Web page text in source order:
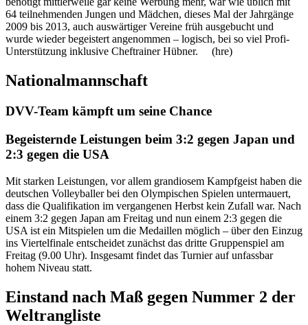
64 teilnehmenden Jungen und Mädchen, dieses Mal der Jahrgänge
2009 bis 2013, auch auswärtiger Vereine früh ausgebucht und
wurde wieder begeistert angenommen – logisch, bei so viel Profi-
Unterstützung inklusive Cheftrainer Hübner. (hre)
Nationalmannschaft
DVV-Team kämpft um seine Chance
Begeisternde Leistungen beim 3:2 gegen Japan und
2:3 gegen die USA
Mit starken Leistungen, vor allem grandiosem Kampfgeist haben die
deutschen Volleyballer bei den Olympischen Spielen untermauert,
dass die Qualifikation im vergangenen Herbst kein Zufall war. Nach
einem 3:2 gegen Japan am Freitag und nun einem 2:3 gegen die
USA ist ein Mitspielen um die Medaillen möglich – über den Einzug
ins Viertelfinale entscheidet zunächst das dritte Gruppenspiel am
Freitag (9.00 Uhr). Insgesamt findet das Turnier auf unfassbar
hohem Niveau statt.
Einstand nach Maß gegen Nummer 2 der
Weltrangliste